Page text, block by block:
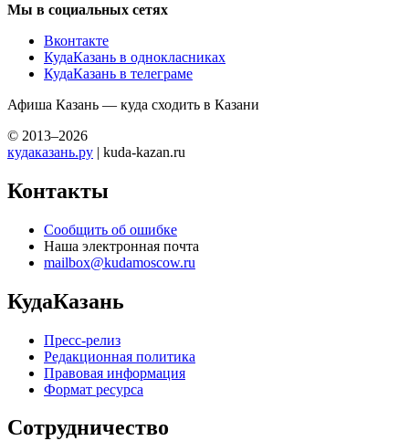
Мы в социальных сетях
Вконтакте
КудаКазань в однокласниках
КудаКазань в телеграме
Афиша Казань — куда сходить в Казани
© 2013–2026
кудаказань.ру | kuda-kazan.ru
Контакты
Сообщить об ошибке
Наша электронная почта
mailbox@kudamoscow.ru
КудаКазань
Пресс-релиз
Редакционная политика
Правовая информация
Формат ресурса
Сотрудничество